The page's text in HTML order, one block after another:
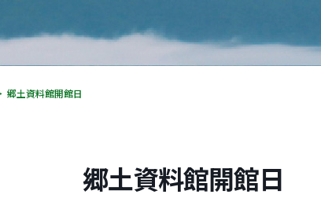
郷土資料館開館日
郷土資料館開館日